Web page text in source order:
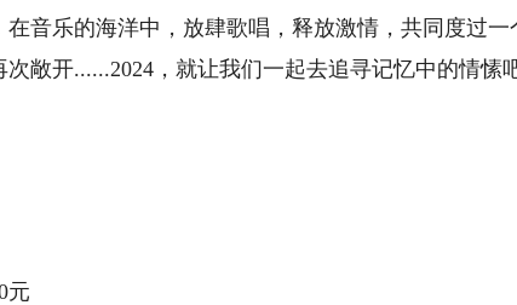
音乐的海洋中，放肆歌唱，释放激情，共同度过一
敞开......2024，就让我们一起去追寻记忆中的情愫
元